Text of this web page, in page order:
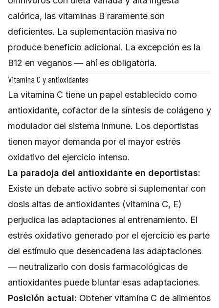
calórica, las vitaminas B raramente son
deficientes. La suplementación masiva no
produce beneficio adicional. La excepción es la
B12 en veganos — ahí es obligatoria.
Vitamina C y antioxidantes
La vitamina C tiene un papel establecido como
antioxidante, cofactor de la síntesis de colágeno y
modulador del sistema inmune. Los deportistas
tienen mayor demanda por el mayor estrés
oxidativo del ejercicio intenso.
La paradoja del antioxidante en deportistas:
Existe un debate activo sobre si suplementar con
dosis altas de antioxidantes (vitamina C, E)
perjudica las adaptaciones al entrenamiento. El
estrés oxidativo generado por el ejercicio es parte
del estímulo que desencadena las adaptaciones
— neutralizarlo con dosis farmacológicas de
antioxidantes puede bluntar esas adaptaciones.
Posición actual: Obtener vitamina C de alimentos